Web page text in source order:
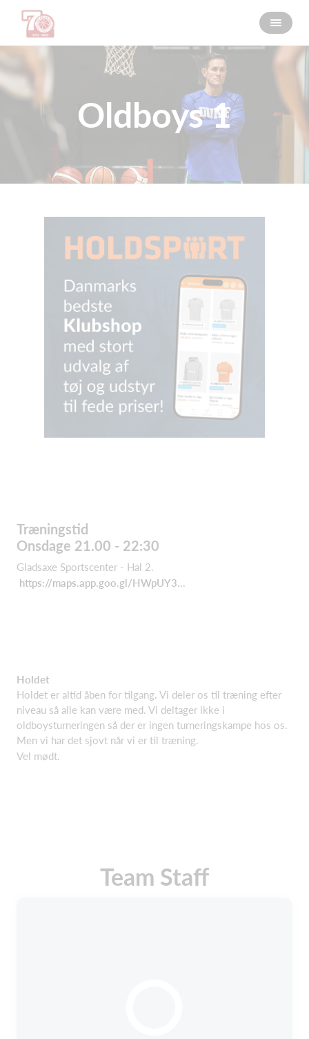
Oldboys 1
Træningstid
Onsdage 21.00 - 22:30
Gladsaxe Sportscenter - Hal 2.
https://maps.app.goo.gl/HWpUY3...
Holdet
Holdet er altid åben for tilgang. Vi deler os til træning efter
niveau så alle kan være med. Vi deltager ikke i
oldboysturneringen så der er ingen turneringskampe hos os.
Men vi har det sjovt når vi er til træning.
Vel mødt.
Team Staff